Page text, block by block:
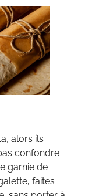
alors ils
confondre
garnie de
faites